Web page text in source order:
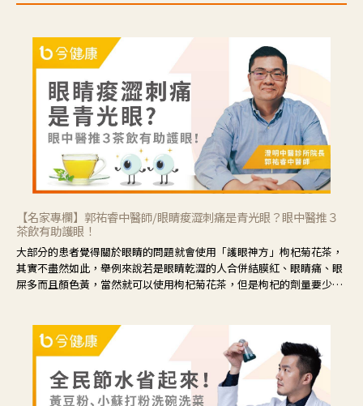
【名家專欄】郭祐睿中醫師/眼睛痠澀刺痛是青光眼？眼中醫推３
茶飲有助護眼！
大部分的患者覺得關於眼睛的問題就會使用「護眼神方」枸杞菊花茶，
其實不盡然如此，舉例來說若是眼睛乾澀的人合併結膜紅、眼睛痛、眼
屎多而且顏色黃，當然就可以使用枸杞菊花茶，但是枸杞的劑量要少，
候就要使用菊花、金銀花來治療；假如單純的眼睛乾澀，結膜沒有紅，
眼睛周圍沒有眼屎，這種情況是屬於「陰虛」，就可以使用枸杞、蓮
藕、麥門冬、山藥等比較滋潤的藥材，效果就更顯著。